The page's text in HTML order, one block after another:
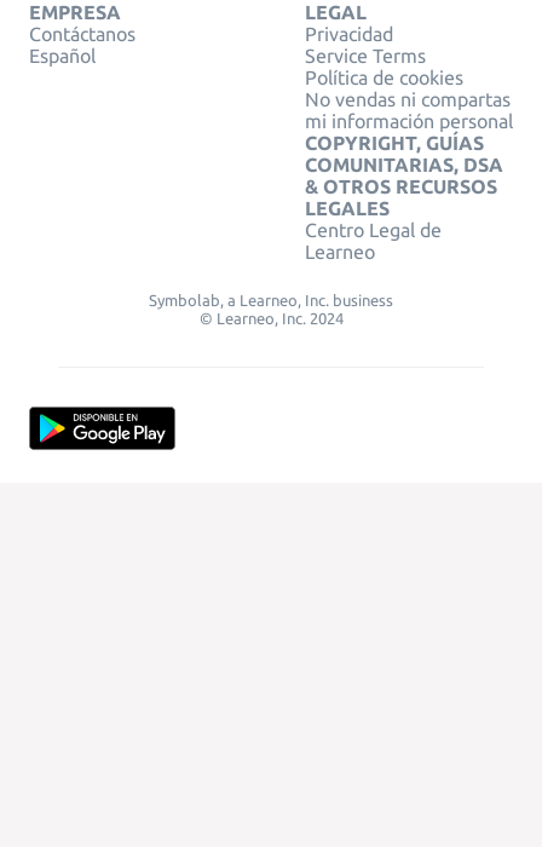
EMPRESA
Contáctanos
Español
LEGAL
Privacidad
Service Terms
Política de cookies
No vendas ni compartas
mi información personal
COPYRIGHT, GUÍAS
COMUNITARIAS, DSA
& OTROS RECURSOS
LEGALES
Centro Legal de
Learneo
Symbolab, a Learneo, Inc. business
© Learneo, Inc. 2024